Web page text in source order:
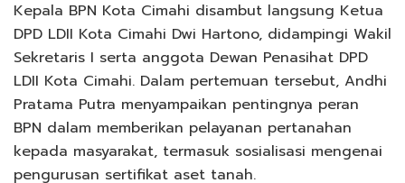
Kepala BPN Kota Cimahi disambut langsung Ketua
DPD LDII Kota Cimahi Dwi Hartono, didampingi Wakil
Sekretaris I serta anggota Dewan Penasihat DPD
LDII Kota Cimahi. Dalam pertemuan tersebut, Andhi
Pratama Putra menyampaikan pentingnya peran
BPN dalam memberikan pelayanan pertanahan
kepada masyarakat, termasuk sosialisasi mengenai
pengurusan sertifikat aset tanah.